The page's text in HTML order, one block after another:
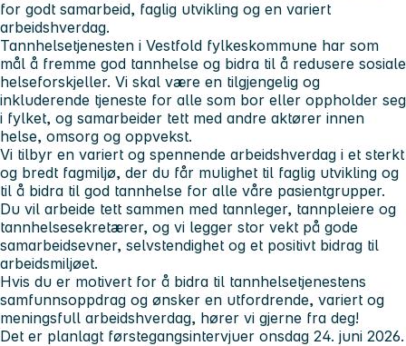
for godt samarbeid, faglig utvikling og en variert
arbeidshverdag.
Tannhelsetjenesten i Vestfold fylkeskommune har som
mål å fremme god tannhelse og bidra til å redusere sosiale
helseforskjeller. Vi skal være en tilgjengelig og
inkluderende tjeneste for alle som bor eller oppholder seg
i fylket, og samarbeider tett med andre aktører innen
helse, omsorg og oppvekst.
Vi tilbyr en variert og spennende arbeidshverdag i et sterkt
og bredt fagmiljø, der du får mulighet til faglig utvikling og
til å bidra til god tannhelse for alle våre pasientgrupper.
Du vil arbeide tett sammen med tannleger, tannpleiere og
tannhelsesekretærer, og vi legger stor vekt på gode
samarbeidsevner, selvstendighet og et positivt bidrag til
arbeidsmiljøet.
Hvis du er motivert for å bidra til tannhelsetjenestens
samfunnsoppdrag og ønsker en utfordrende, variert og
meningsfull arbeidshverdag, hører vi gjerne fra deg!
Det er planlagt førstegangsintervjuer onsdag 24. juni 2026.